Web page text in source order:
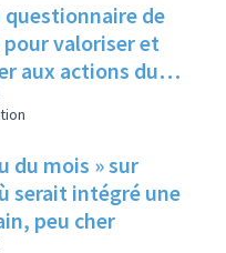
questionnaire de
valoriser et
aux actions du
du mois » sur
serait intégré une
peu cher